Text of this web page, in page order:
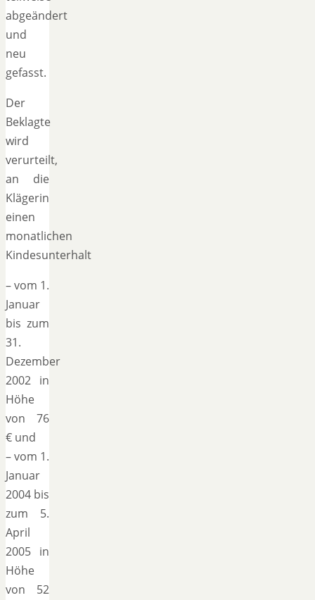
abgeändert
und
neu
gefasst.
Der
Beklagte
wird
verurteilt,
an die
Klägerin
einen
monatlichen
Kindesunterhalt
– vom 1.
Januar
bis zum
31.
Dezember
2002 in
Höhe
von 76
€ und
– vom 1.
Januar
2004 bis
zum 5.
April
2005 in
Höhe
von 52